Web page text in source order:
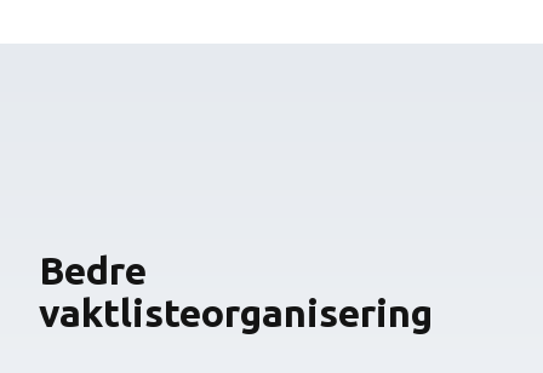
Bedre
vaktlisteorganisering